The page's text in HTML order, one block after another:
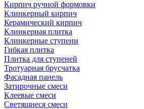
Кирпич ручной формовки
Клинкерный кирпич
Керамический кирпич
Клинкерная плитка
Клинкерные ступени
Гибкая плитка
Плитка для ступеней
Тротуарная брусчатка
Фасадная панель
Затирочные смеси
Клеевые смеси
Светящиеся смеси